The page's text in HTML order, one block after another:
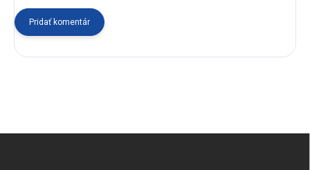
Pridať komentár